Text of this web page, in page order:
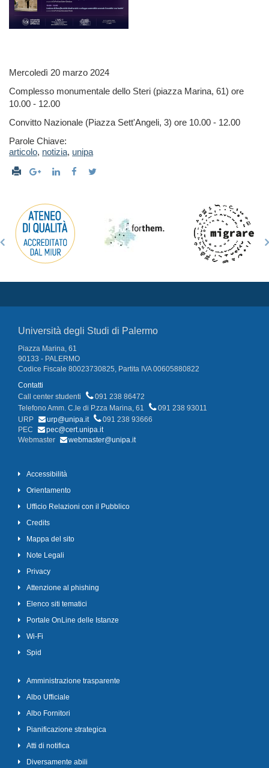
Mercoledì 20 marzo 2024
Complesso monumentale dello Steri (piazza Marina, 61) ore
10.00 - 12.00
Convitto Nazionale (Piazza Sett'Angeli, 3) ore 10.00 - 12.00
Parole Chiave:
articolo, notizia, unipa
Università degli Studi di Palermo
Piazza Marina, 61
90133 - PALERMO
Codice Fiscale 80023730825, Partita IVA 00605880822
Contatti
Call center studenti
091 238 86472
Telefono Amm. C.le di P.zza Marina, 61
091 238 93011
URP
urp@unipa.it
091 238 93666
PEC
pec@cert.unipa.it
Webmaster
webmaster@unipa.it
Accessibilità
Orientamento
Ufficio Relazioni con il Pubblico
Credits
Mappa del sito
Note Legali
Privacy
Attenzione al phishing
Elenco siti tematici
Portale OnLine delle Istanze
Wi-Fi
Spid
Amministrazione trasparente
Albo Ufficiale
Albo Fornitori
Pianificazione strategica
Atti di notifica
Diversamente abili